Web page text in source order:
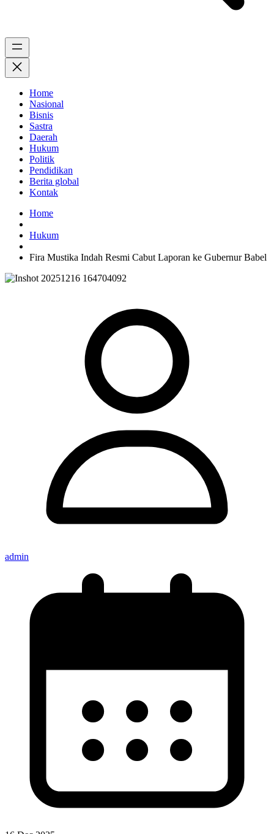
Home
Nasional
Bisnis
Sastra
Daerah
Hukum
Politik
Pendidikan
Berita global
Kontak
Home
Hukum
Fira Mustika Indah Resmi Cabut Laporan ke Gubernur Babel
admin